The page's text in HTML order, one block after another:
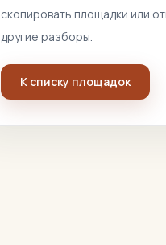
скопировать площадки или
другие разборы.
К списку площадок